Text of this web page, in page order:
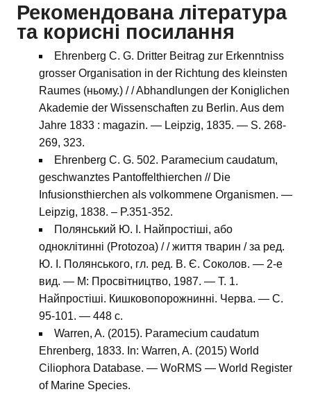
Рекомендована література
та корисні посилання
Ehrenberg C. G. Dritter Beitrag zur Erkenntniss
grosser Organisation in der Richtung des kleinsten
Raumes (ньому.) / / Abhandlungen der Koniglichen
Akademie der Wissenschaften zu Berlin. Aus dem
Jahre 1833 : magazin. — Leipzig, 1835. — S. 268-
269, 323.
Ehrenberg C. G. 502. Paramecium caudatum,
geschwanztes Pantoffelthierchen // Die
Infusionsthierchen als volkommene Organismen. —
Leipzig, 1838. – P.351-352.
Полянський Ю. І. Найпростіші, або
одноклітинні (Protozoa) / / життя тварин / за ред.
Ю. І. Полянського, гл. ред. В. Є. Соколов. — 2-е
вид. — М: Просвітництво, 1987. — Т. 1.
Найпростіші. Кишковопорожнинні. Черва. — С.
95-101. — 448 с.
Warren, A. (2015). Paramecium caudatum
Ehrenberg, 1833. In: Warren, A. (2015) World
Ciliophora Database. — WoRMS — World Register
of Marine Species.